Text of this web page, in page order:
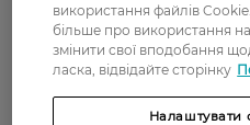
Гарячий сезон у WATSONS
Жіночі колготки
Аксесуари і текстиль
використання файлів
більше про використання
змінити свої вподобання
ласка, відвідайте сторінку
Налаштувати